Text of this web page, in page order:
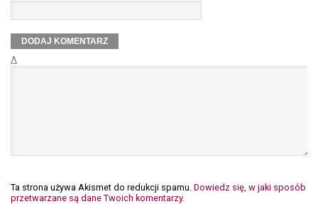
Δ
Ta strona używa Akismet do redukcji spamu. Dowiedz się, w jaki sposób
przetwarzane są dane Twoich komentarzy.